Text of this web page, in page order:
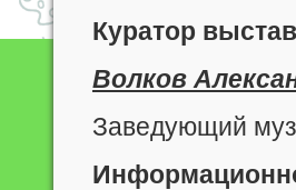
Куратор
Волков
Заведующий